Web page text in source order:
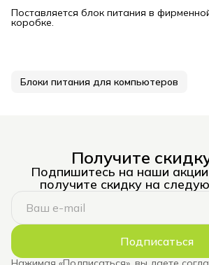
Поставляется блок питания в
коробке.
Блоки питания для компьютеров
Получите
Подпишитесь на наши
получите скидку на
Подписаться